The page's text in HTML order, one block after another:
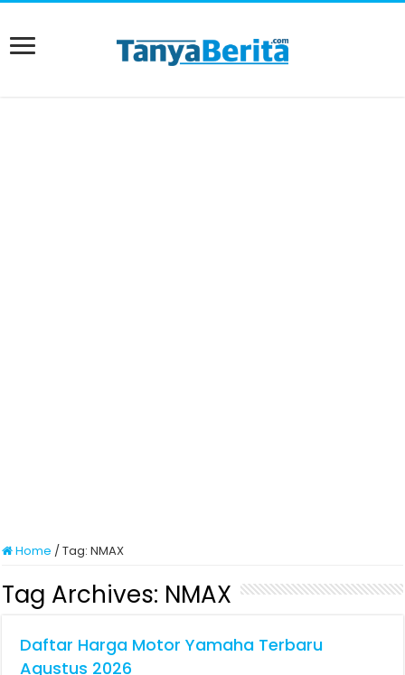
Home /Tag:NMAX
Tag Archives: NMAX
Daftar Harga Motor Yamaha Terbaru
Agustus 2026